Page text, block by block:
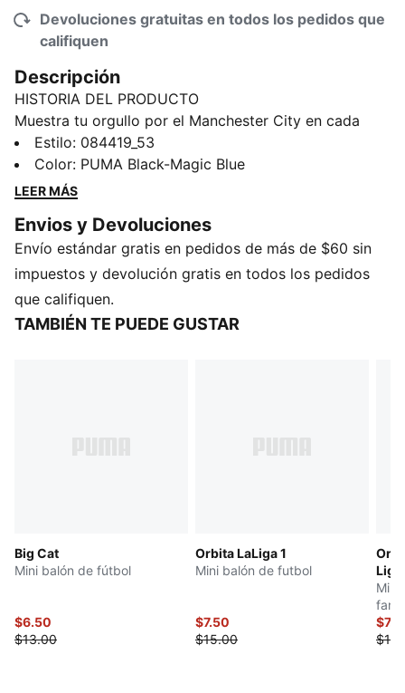
Devoluciones gratuitas en todos los pedidos que
califiquen
Descripción
HISTORIA DEL PRODUCTO
Muestra tu orgullo por el Manchester City en cada
patada. Este mini balón oficial le permite a los
fanáticos mostrar su pasión por el equipo inglés con
mucho estilo. Cuenta con 32 brillantes paneles
jugando en el estadio.
DETALLES
32 paneles
Costura a máquina
Acabado de TPU brillante
Estilo: 084419_53
Color: PUMA Black-Magic Blue
LEER MÁS
Envios y Devoluciones
Envío estándar gratis en pedidos de más de $60 sin
impuestos y devolución gratis en todos los pedidos
que califiquen.
TAMBIÉN TE PUEDE GUSTAR
Big Cat
Mini balón de fútbol
$6.50
$13.00
Orbita LaLiga 1
Mini balón de futbol
$7.50
$15.00
Mini
fans